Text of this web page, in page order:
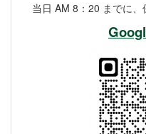
当日 AM 8：20 までに、